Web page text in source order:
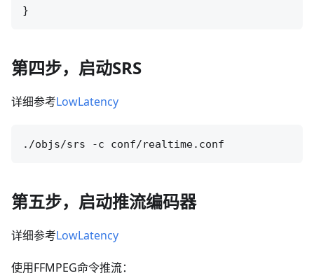
第四步，启动SRS
详细参考LowLatency
第五步，启动推流编码器
详细参考LowLatency
使用FFMPEG命令推流：